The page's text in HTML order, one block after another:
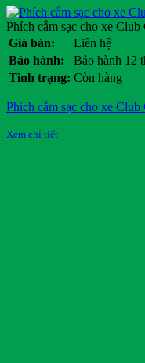
Phích cắm sạc cho xe Club
Giá bán:
Liên hệ
Bảo hành:
Bảo hành 12
Tình trạng: Còn hàng
Phích cắm sạc cho xe Club
Xem chi tiết